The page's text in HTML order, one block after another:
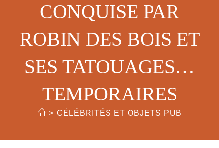
CONQUISE PAR
ROBIN DES BOIS ET
SES TATOUAGES…
TEMPORAIRES
> CÉLÉBRITÉS ET OBJETS PUB